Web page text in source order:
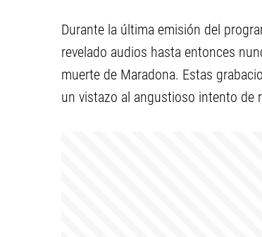
Durante la última emisión del
revelado audios hasta entonces
muerte de Maradona. Estas
un vistazo al angustioso intento de